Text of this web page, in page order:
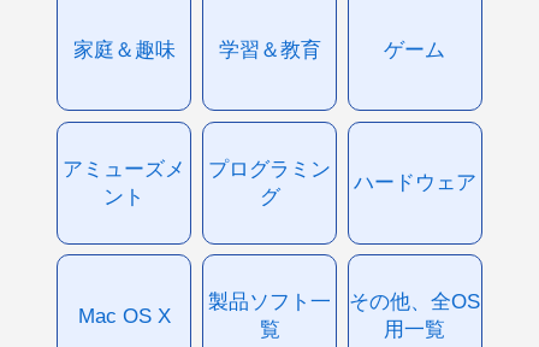
家庭＆趣味 学習＆教育 ゲーム
アミューズメ
ント
プログラミン
グ
ハードウェア
Mac OS X
製品ソフト一
覧
その他、全OS
用一覧